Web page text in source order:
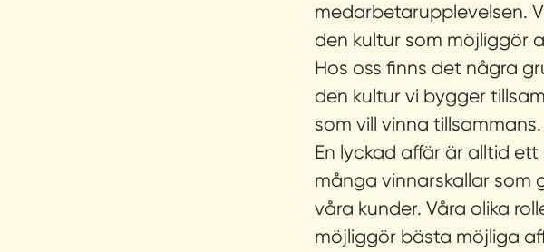
medarbetarupplevelsen.
den kultur som möjliggör
Hos oss finns det några
den kultur vi bygger
som vill vinna tillsammans.
En lyckad affär är alltid
många vinnarskallar som
våra kunder. Våra olika
möjliggör bästa möjliga